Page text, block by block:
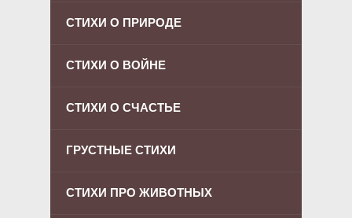
СТИХИ О ПРИРОДЕ
СТИХИ О ВОЙНЕ
СТИХИ О СЧАСТЬЕ
ГРУСТНЫЕ СТИХИ
СТИХИ ПРО ЖИВОТНЫХ